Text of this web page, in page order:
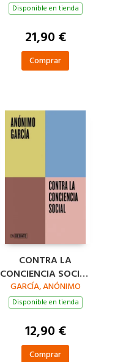
Disponible en tienda
21,90 €
Comprar
CONTRA LA
CONCIENCIA SOCIAL
(SERIE ENDEBATE)
GARCÍA, ANÓNIMO
Disponible en tienda
12,90 €
Comprar